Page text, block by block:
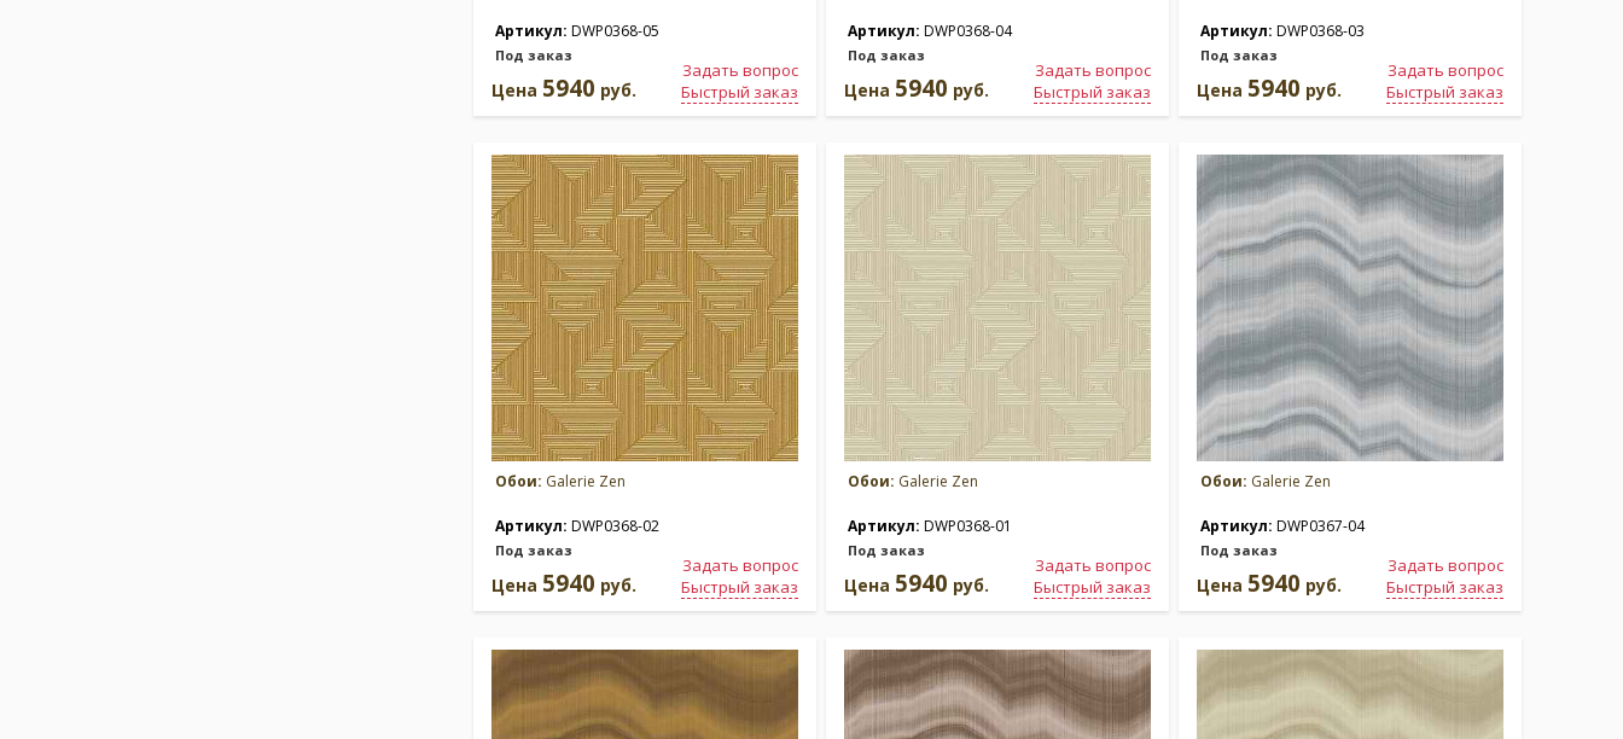
Артикул: DWP0368-05
Под заказ
Задать вопрос
Быстрый заказ
Цена 5940 руб.
Артикул: DWP0368-04
Под заказ
Задать вопрос
Быстрый заказ
Цена 5940 руб.
Артикул: DWP0368-03
Под заказ
Задать вопрос
Быстрый заказ
Цена 5940 руб.
Обои: Galerie Zen
Артикул: DWP0368-02
Под заказ
Задать вопрос
Быстрый заказ
Цена 5940 руб.
Обои: Galerie Zen
Артикул: DWP0368-01
Под заказ
Задать вопрос
Быстрый заказ
Цена 5940 руб.
Обои: Galerie Zen
Артикул: DWP0367-04
Под заказ
Задать вопрос
Быстрый заказ
Цена 5940 руб.